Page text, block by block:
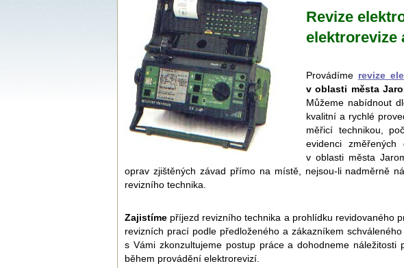
Revize
elektrorevize
Provádíme revize
v oblasti města
Můžeme nabídnout
kvalitní a rychlé
měřicí technikou,
evidenci
v oblasti města
oprav zjištěných závad přímo na místě, nejsou-li nadměrně
revizního technika.
Zajistíme příjezd revizního technika a prohlídku revidovaného
revizních prací podle předloženého a zákazníkem
s Vámi zkonzultujeme postup práce a dohodneme
během provádění elektrorevizí.